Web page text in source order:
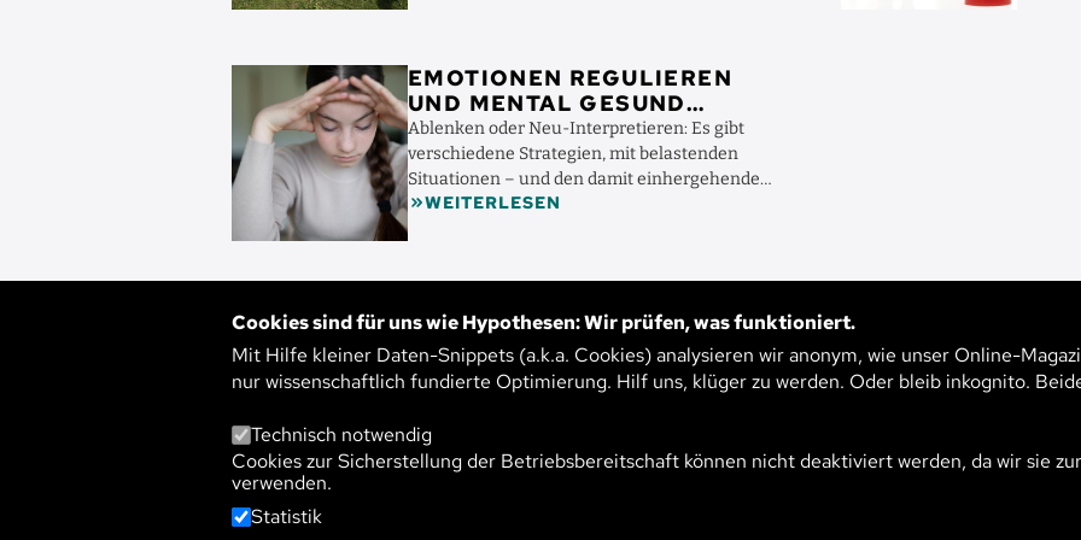
TAGS
Welches Thema interessiert
Nachhaltigkeit Leben Technologie Gesellschaft Umwelt
EMOTIONEN REGULIEREN
UND MENTAL GESUND
BLEIBEN
Ablenken oder Neu-Interpretieren: Es gibt
verschiedene Strategien, mit belastenden
Situationen – und den damit einhergehenden
negativen Emotionen – ...
WEITERLESEN
Cookies sind für uns wie Hypothesen: Wir prüfen, was funktioniert.
Mit Hilfe kleiner Daten-Snippets (a.k.a. Cookies) analysieren wir anonym, wie unser Online-
nur wissenschaftlich fundierte Optimierung. Hilf uns, klüger zu werden. Oder bleib inkognito.
Technisch notwendig
Cookies zur Sicherstellung der Betriebsbereitschaft können nicht deaktiviert werden, da wir sie
verwenden.
Statistik